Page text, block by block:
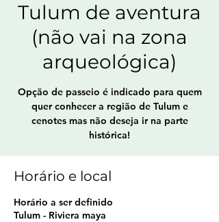
Tulum de aventura
(não vai na zona
arqueológica)
Opção de passeio é indicado para quem
quer conhecer a região de Tulum e
cenotes mas não deseja ir na parte
histórica!
Horário e local
Horário a ser definido
Tulum - Riviera maya